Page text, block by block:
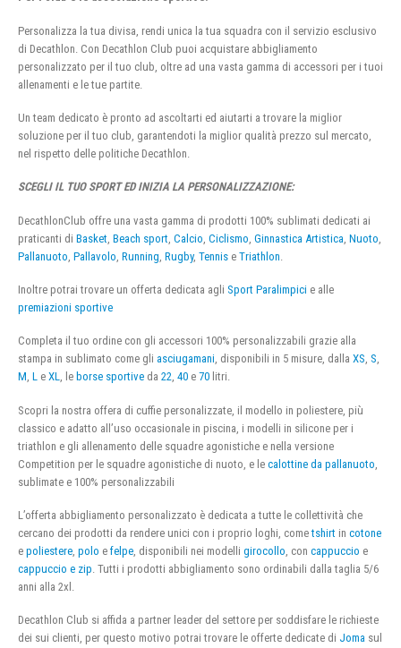
Personalizza la tua divisa, rendi unica la tua squadra con il servizio esclusivo
di Decathlon. Con Decathlon Club puoi acquistare abbigliamento
personalizzato per il tuo club, oltre ad una vasta gamma di accessori per i tuoi
allenamenti e le tue partite.
Un team dedicato è pronto ad ascoltarti ed aiutarti a trovare la miglior
soluzione per il tuo club, garantendoti la miglior qualità prezzo sul mercato,
nel rispetto delle politiche Decathlon.
SCEGLI IL TUO SPORT ED INIZIA LA PERSONALIZZAZIONE:
DecathlonClub offre una vasta gamma di prodotti 100% sublimati dedicati ai
praticanti di Basket Beach sport Calcio Ciclismo Ginnastica Artistica Nuoto
Pallanuoto Pallavolo Running Rugby, Tennis e Triathlon
Inoltre potrai trovare un offerta dedicata agli Sport Paralimpici e alle
premiazioni sportive
Completa il tuo ordine con gli accessori 100% personalizzabili grazie alla
stampa in sublimato come gli asciugamani, disponibili in 5 misure, dalla XS, S,
M, L e XL, le borse sportive da 22, 40 e 70 litri.
Scopri la nostra offera di cuffie personalizzate, il modello in poliestere, più
classico e adatto all’uso occasionale in piscina, i modelli in silicone per i
triathlon e gli allenamento delle squadre agonistiche e nella versione
Competition per le squadre agonistiche di nuoto, e le calottine da pallanuoto
sublimate e 100% personalizzabili
L’offerta abbigliamento personalizzato è dedicata a tutte le collettività che
cercano dei prodotti da rendere unici con i proprio loghi, cometshirt in cotone
e poliestere polo e felpe , disponibili nei modelli girocollo , con cappuccio e
cappuccio e zip . Tutti i prodotti abbigliamento sono ordinabili dalla taglia 5/6
anni alla 2xl.
Decathlon Club si affida a partner leader del settore per soddisfare le richieste
dei sui clienti, per questo motivo potrai trovare le offerte dedicate di Joma sul